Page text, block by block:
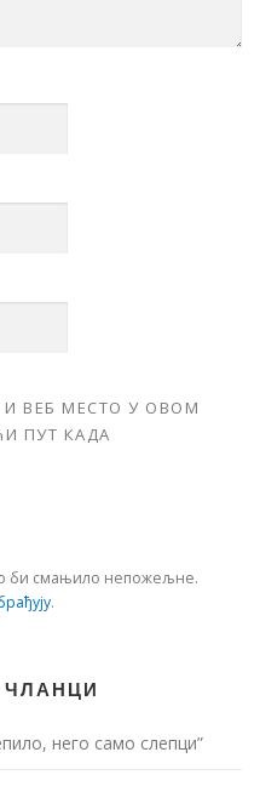
И ВЕБ МЕСТО У ОВОМ
ПУТ КАДА
би смањило непожељне.
.
него само слепци”